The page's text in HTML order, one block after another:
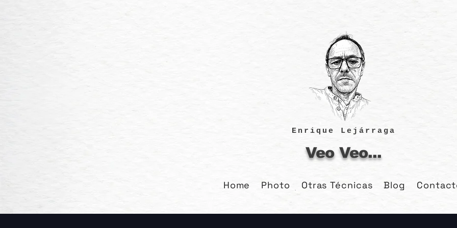
Veo Veo...
Home Photo Otras Técnicas Blog
Enrique Lejárraga